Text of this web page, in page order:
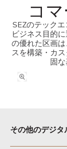
コ
SEZのテック
ビジネス目的
の優れた区画
スを構築・カ
固
その他のデジ